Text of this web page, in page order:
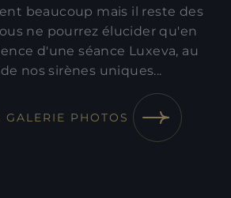
beaucoup mais il reste des
ne pourrez élucider qu'en
d'une séance Luxeva, au
nos sirènes uniques...
GALERIE PHOTOS